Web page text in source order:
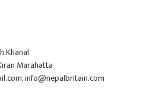
Khanal
Marahatta
,info@nepalbritain.com